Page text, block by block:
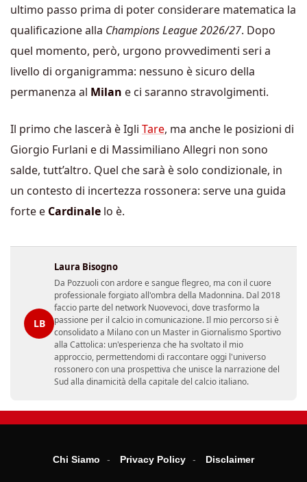
ultimo passo prima di poter considerare matematica la
qualificazione alla Champions League 2026/27. Dopo
quel momento, però, urgono provvedimenti seri a
livello di organigramma: nessuno è sicuro della
permanenza al Milan e ci saranno stravolgimenti.
Il primo che lascerà è Igli Tare, ma anche le posizioni di
Giorgio Furlani e di Massimiliano Allegri non sono
salde, tutt’altro. Quel che sarà è solo condizionale, in
un contesto di incertezza rossonera: serve una guida
forte e Cardinale lo è.
LB
Laura Bisogno
Da Pozzuoli con ardore e sangue flegreo, ma con il cuore
professionale forgiato all'ombra della Madonnina. Dal 2018
faccio parte del network Nuovevoci, dove trasformo la
passione per il calcio in comunicazione. Il mio percorso si è
consolidato a Milano con un Master in Giornalismo Sportivo
alla Cattolica: un'esperienza che ha svoltato il mio
approccio, permettendomi di raccontare oggi l'universo
rossonero con una prospettiva che unisce la narrazione del
Sud alla dinamicità della capitale del calcio italiano.
Chi Siamo Privacy Policy Disclaimer